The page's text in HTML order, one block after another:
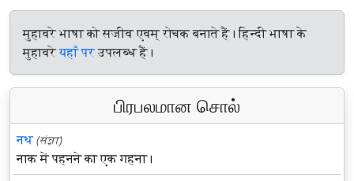
मुहावरे भाषा को सजीव एवम् रोचक बनाते हैं। हिन्दी भाषा के
मुहावरेयहाँ परउपलब्ध हैं।
பிரபலமான சொல்
नथ (संज्ञा)
नाक में पहनने का एक गहना।